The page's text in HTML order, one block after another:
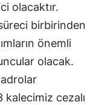
Kırıkkale
Batman
Şırnak
Bartın
olacaktır.
birbirinden
önemli
olacak.
cezalı